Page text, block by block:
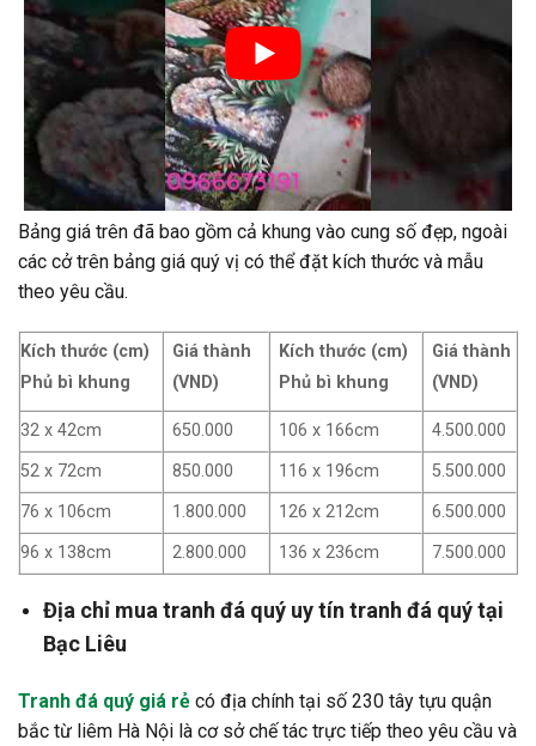
Bảng giá trên đã bao gồm cả khung vào cung số đẹp, ngoài
các cở trên bảng giá quý vị có thể đặt kích thước và mẫu
theo yêu cầu.
Kích thước (cm)
Phủ bì khung
Giá thành
(VND)
Kích thước (cm)
Phủ bì khung
Giá thành
(VND)
32 x 42cm 650.000 106 x 166cm
4.500.000
52 x 72cm
850.000 116 x 196cm
5.500.000
76 x 106cm
1.800.000 126 x 212cm
6.500.000
96 x 138cm
2.800.000 136 x 236cm 7.500.000
Địa chỉ mua tranh đá quý uy tín tranh đá quý tại
Bạc Liêu
Tranh đá quý giá rẻ có địa chính tại số 230 tây tựu quận
bắc từ liêm Hà Nội là cơ sở chế tác trực tiếp theo yêu cầu và